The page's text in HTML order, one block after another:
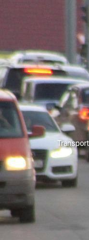
Panneau de gestion des